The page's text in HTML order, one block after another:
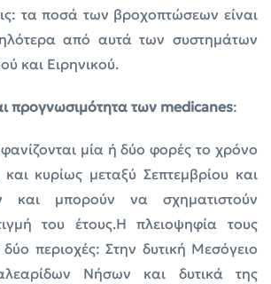
τα ποσά των βροχοπτώσεων είναι
από αυτά των συστημάτων
και Ειρηνικού.
προγνωσιμότητα των medicanes:
μία ή δύο φορές το χρόνο
κυρίως μεταξύ Σεπτεμβρίου και
και μπορούν να σχηματιστούν
του έτους.Η πλειοψηφία τους
δύο περιοχές: Στην δυτική Μεσόγειο
Νήσων και δυτικά της